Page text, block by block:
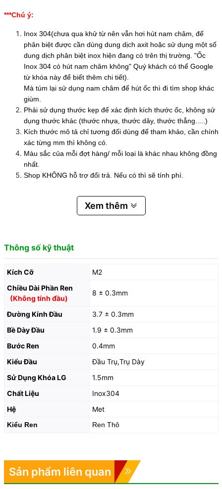
***Chú ý:
Inox 304(chưa qua khử từ nên vẫn hơi hút nam châm, để
phân biệt được cần dùng dung dịch axit hoặc sử dụng một số
dung dịch phân biệt inox hiện đang có trên thị trường. "Ốc
Inox 304 có hút nam châm không" Quý khách có thể Google
từ khóa này để biết thêm chi tiết).
Mà túm lại sử dụng nam châm để hút ốc thì đi tìm shop khác
giùm.
Phải sử dụng thước kẹp để xác định kích thước ốc, không sử
dụng thước khác (thước nhựa, thước dây, thước thẳng.....)
Kích thước mô tả chỉ tương đối dùng để tham khảo, cần chính
xác từng mm thì không có.
Màu sắc của mỗi đợt hàng/ mỗi loại là khác nhau không đồng
nhất.
Shop KHÔNG hỗ trợ đổi trả. Nếu có thì sẽ tính phí.
Xem thêm
Thông số kỹ thuật
Kích Cỡ
M2
Chiều Dài Phần Ren
(Không tính đầu)
8 ± 0.3mm
Đường Kính Đầu
3.7 ± 0.3mm
Bề Dày Đầu
1.9 ± 0.3mm
Bước Ren
0.4mm
Kiểu Đầu
Đầu Trụ,Trụ Dày
Sử Dụng Khóa LG
1.5mm
Chất Liệu
Inox304
Hệ
Met
Kiểu Ren Ren Thô
Sản phẩm liên quan